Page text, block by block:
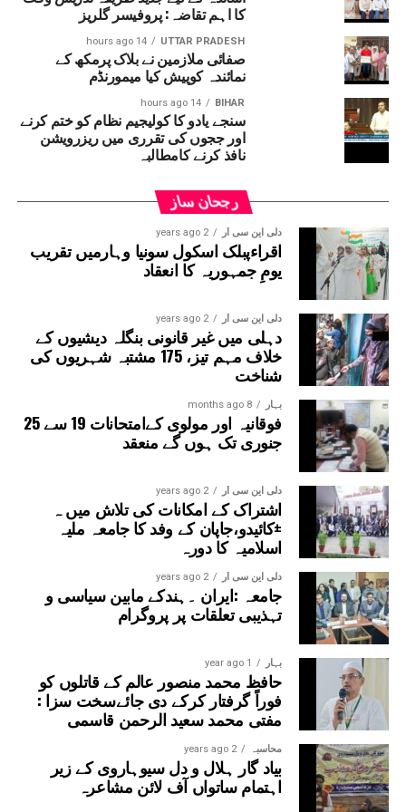
خواتین مزدوروں نے الزام عائد کرتے ہوئے کہا کہ ان کی مارچ
مہینہ کے تقریباً 42؍ ہزار روپے اور فی الحال کی جانے والی
11؍ دنوں کی مزدوری کے 56؍ ہزار روپے پروجیکٹ
منیجر نے ادا نہیں کئے ۔خواتین مزدوروں کا کہنا
ہے کہ مزدوری کی رقم مانگنے پر ان کے ساتھ
بدسلوکی کی گئی اور گالیاں دی گئیں ۔پولیس نے
پروجیکٹ منیجر اور اس کے ساتھیوں کے خلاف ملنے
والے تحریر کی بنیاد پر معاملہ درج کرکے جانچ
کا اہم تقاضہ: پروفیسر گلریز
UTTAR PRADESH
14 hours ago
صفائی ملازمین نے بلاک پرمکھ کے
نمائندہ کوپیش کیا میمورنڈم
BIHAR
14 hours ago
سنجے یادو کا کولیجیم نظام کو ختم کرنے
اور ججوں کی تقرری میں ریزرویشن
نافذ کرنے کامطالبہ
رجحان ساز
دلی این سی آر 2 years ago
اقراءپبلک اسکول سونیا وہارمیں تقریب
یومِ جمہوریہ کا انعقاد
دلی این سی آر 2 years ago
دہلی میں غیر قانونی بنگلہ دیشیوں کے
خلاف مہم تیز، 175 مشتبہ شہریوں کی
شناخت
بہار 8 months ago
فوقانیہ اور مولوی کےامتحانات 19 سے 25
جنوری تک ہوں گے منعقد
دلی این سی آر 2 years ago
اشتراک کے امکانات کی تلاش میں ہ
±کائیدو،جاپان کے وفد کا جامعہ ملیہ
اسلامیہ کا دورہ
دلی این سی آر 2 years ago
جامعہ :ایران ۔ہندکے مابین سیاسی و
تہذیبی تعلقات پر پروگرام
بہار 1 year ago
حافظ محمد منصور عالم کے قاتلوں کو
فوراً گرفتار کرکے دی جائےسخت سزا :
مفتی محمد سعید الرحمن قاسمی
محاسبہ 2 years ago
بیاد گار ہلال و دل سیوہاروی کے زیر
اہتمام ساتواں آف لائن مشاعرہ